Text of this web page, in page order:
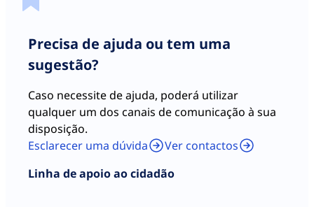
quais conste Nº de
Identificação Civil (CC ou
outro), Fiscal (NIF) e da
Documento identificativo do
Requerente quando este não
seja a Vítima do crime (no
Precisa de ajuda ou tem uma
sugestão?
Caso necessite de ajuda, poderá utilizar
qualquer um dos canais de comunicação à sua
disposição.
Esclarecer uma dúvida
Ver contactos
Linha de apoio ao cidadão